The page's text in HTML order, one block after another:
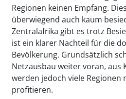
Regionen keinen Empfang.
überwiegend auch kaum
Zentralafrika gibt es trotz
ist ein klarer Nachteil für die
Bevölkerung. Grundsätzlich
Netzausbau weiter voran, aus
werden jedoch viele Regionen
profitieren.